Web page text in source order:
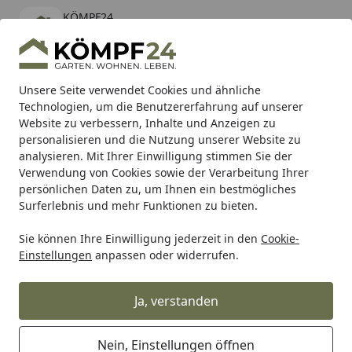
Unsere Seite verwendet Cookies und ähnliche
Technologien, um die Benutzererfahrung auf unserer
Website zu verbessern, Inhalte und Anzeigen zu
personalisieren und die Nutzung unserer Website zu
analysieren. Mit Ihrer Einwilligung stimmen Sie der
Verwendung von Cookies sowie der Verarbeitung Ihrer
persönlichen Daten zu, um Ihnen ein bestmögliches
Surferlebnis und mehr Funktionen zu bieten.
Sie können Ihre Einwilligung jederzeit in den Cookie-
Einstellungen anpassen oder widerrufen.
Ja, verstanden
Nein, Einstellungen öffnen
KÖMPF24
kostenlos - Im App Store
Hotline
Alle Produkte
Mein Konto
Suchen
Karibu Pools inkl. gratis Sandfilteranlage & Pool-
Starterset (Gesamtwert bis 468,99€)
Startseite
Freizeit & Sport Kinderspielgeräte & Spielzeuge
Akubi Kinderspielturm Luis mit
Doppelschaukelanbau und
Klettergerüst